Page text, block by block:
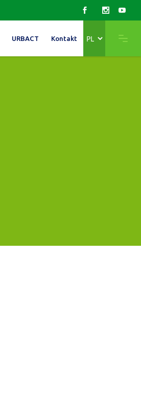
URBACT Kontakt
język